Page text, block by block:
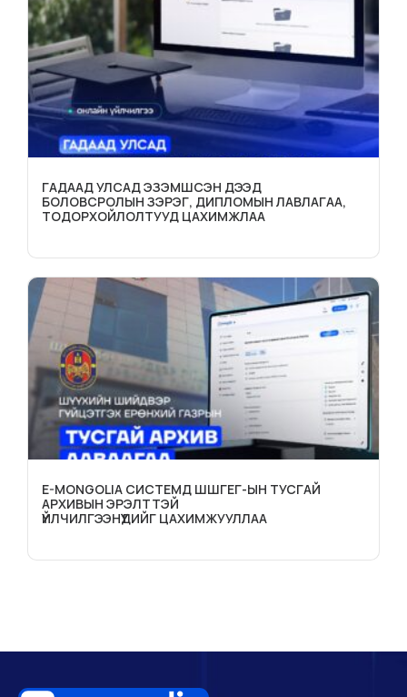
ГАДААД УЛСАД ЭЗЭМШСЭН ДЭЭД
БОЛОВСРОЛЫН ЗЭРЭГ, ДИПЛОМЫН ЛАВЛАГАА,
ТОДОРХОЙЛОЛТУУД ЦАХИМЖЛАА
E-MONGOLIA СИСТЕМД ШШГЕГ-ЫН ТУСГАЙ
АРХИВЫН ЭРЭЛТТЭЙ
ҮЙЛЧИЛГЭЭНҮҮДИЙГ ЦАХИМЖУУЛЛАА